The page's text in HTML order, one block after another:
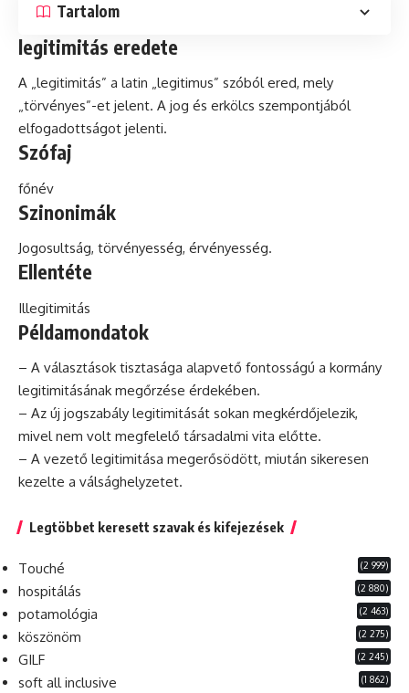
Tartalom
legitimitás eredete
A „legitimitás” a latin „legitimus” szóból ered, mely
„törvényes”-et jelent. A jog és erkölcs szempontjából
elfogadottságot jelenti.
Szófaj
főnév
Szinonimák
Jogosultság, törvényesség, érvényesség.
Ellentéte
Illegitimitás
Példamondatok
– A választások tisztasága alapvető fontosságú a kormány
legitimitásának megőrzése érdekében.
– Az új jogszabály legitimitását sokan megkérdőjelezik,
mivel nem volt megfelelő társadalmi vita előtte.
– A vezető legitimitása megerősödött, miután sikeresen
kezelte a válsághelyzetet.
Legtöbbet keresett szavak és kifejezések
Touché (2 999)
hospitálás (2 880)
potamológia (2 463)
köszönöm (2 275)
GILF (2 245)
soft all inclusive (1 862)